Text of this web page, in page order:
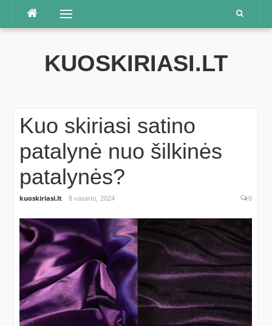
Praleisti
Meniu
KUOSKIRIASI.LT
Kuo skiriasi satino
patalynė nuo šilkinės
patalynės?
kuoskiriasi.lt 8 vasario, 2024 0